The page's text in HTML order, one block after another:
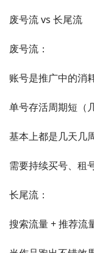
废号流 vs 长尾流
废号流：
账号是推广中的消
单号存活周期短（
基本上都是几天几
需要持续买号、租
长尾流：
搜索流量 + 推荐流